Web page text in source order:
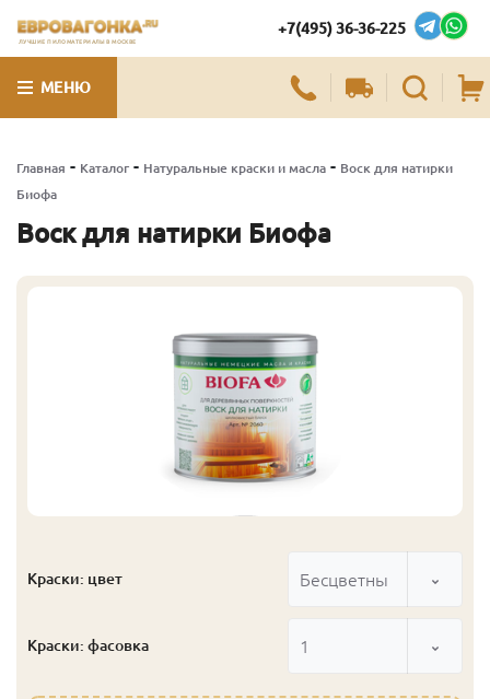
ЛУЧШИЕ ПИЛОМАТЕРИАЛЫ В МОСКВЕ
+7(495) 36-36-225
МЕНЮ
Главная - Каталог - Натуральные краски и масла - Воск для натирки
Биофа
Воск для натирки Биофа
Краски: цвет Бесцветный
Краски: фасовка 1